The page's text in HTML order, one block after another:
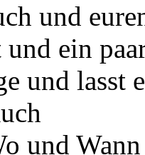
und
und ein
und lasst
und